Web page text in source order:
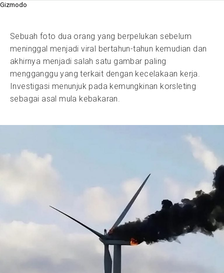
Gizmodo
Sebuah foto dua orang yang berpelukan sebelum
meninggal menjadi viral bertahun-tahun kemudian dan
akhirnya menjadi salah satu gambar paling
mengganggu yang terkait dengan kecelakaan kerja.
Investigasi menunjuk pada kemungkinan korsleting
sebagai asal mula kebakaran.